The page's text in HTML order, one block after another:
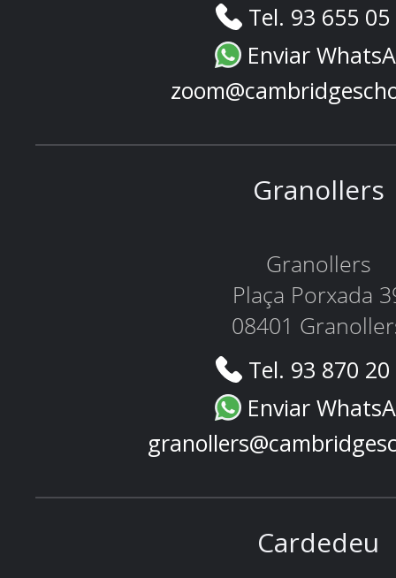
Tel. 93 655
Enviar
Granollers
Granollers
Plaça Porxada
08401
Tel. 93 870
Enviar
Cardedeu